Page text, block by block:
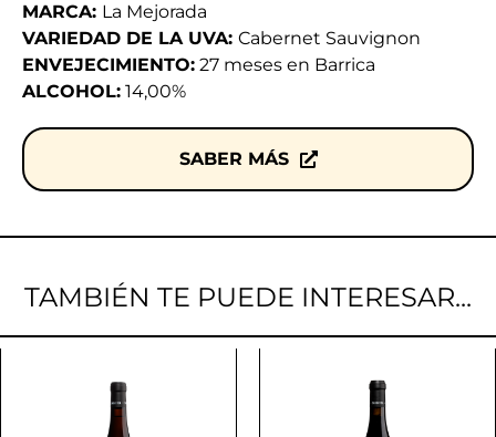
MARCA: La Mejorada
VARIEDAD DE LA UVA: Cabernet Sauvignon
ENVEJECIMIENTO: 27 meses en Barrica
ALCOHOL: 14,00%
SABER MÁS
TAMBIÉN TE PUEDE INTERESAR...